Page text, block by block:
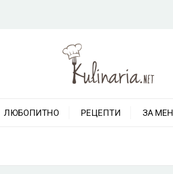
ЛЮБОПИТНО РЕЦЕПТИ ЗА МЕН